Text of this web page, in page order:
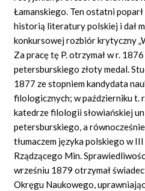
Łamanskiego. Ten ostatni
historią literatury polskiej i dał
konkursowej rozbiór krytyczny
Za pracę tę P. otrzymał w r.
petersburskiego złoty medal.
1877 ze stopniem kandydata
filologicznych; w październiku t.
katedrze filologii słowiańskiej
petersburskiego, a
tłumaczem języka polskiego w
Rządzącego Min.
wrześniu 1879 otrzymał
Okręgu Naukowego,